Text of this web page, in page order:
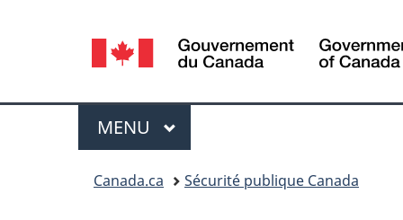
Sélection
de
la
langue
Menu
MENU PRINCIPAL
Canada.ca Sécurité publique Canada